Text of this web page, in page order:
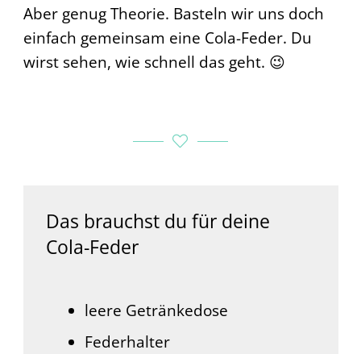
Aber genug Theorie. Basteln wir uns doch
einfach gemeinsam eine Cola-Feder. Du
wirst sehen, wie schnell das geht. 😉
Das brauchst du für deine
Cola-Feder
leere Getränkedose
Federhalter